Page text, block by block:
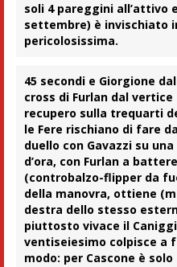
soli 4 pareggini all’attivo
settembre) è invischiato
pericolosissima.
45 secondi e Giorgione
cross di Furlan dal
recupero sulla trequarti
le Fere rischiano di fare
duello con Gavazzi su
d’ora, con Furlan a
(controbalzo-flipper da
della manovra, ottiene
destra dello stesso
piuttosto vivace il
ventiseiesimo colpisce a
modo: per Cascone è